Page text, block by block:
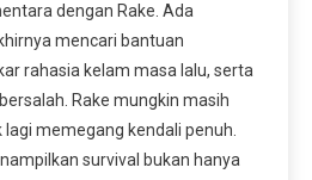
dengan Rake. Ada
mencari bantuan
rahasia kelam masa lalu, serta
Rake mungkin masih
memegang kendali penuh.
survival bukan hanya